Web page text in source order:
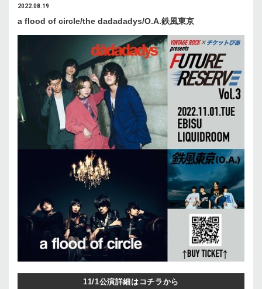
2022.08.19
a flood of circle/the dadadadys/O.A.鉄風東京
11/1公演詳細はコチラから